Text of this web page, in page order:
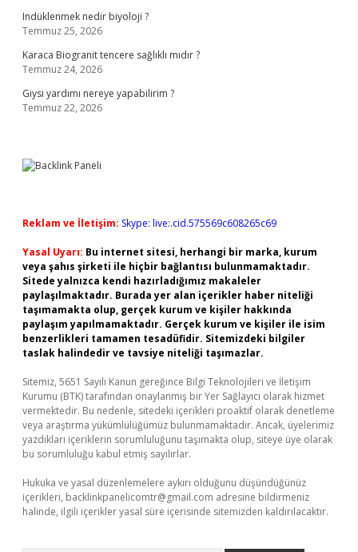
Indüklenmek nedir biyoloji ?
Temmuz 25, 2026
Karaca Biogranit tencere sağlıklı mıdır ?
Temmuz 24, 2026
Giysi yardımı nereye yapabilirim ?
Temmuz 22, 2026
Reklam ve İletişim: Skype: live:.cid.575569c608265c69
Yasal Uyarı: Bu internet sitesi, herhangi bir marka, kurum
veya şahıs şirketi ile hiçbir bağlantısı bulunmamaktadır.
Sitede yalnızca kendi hazırladığımız makaleler
paylaşılmaktadır. Burada yer alan içerikler haber niteliği
taşımamakta olup, gerçek kurum ve kişiler hakkında
paylaşım yapılmamaktadır. Gerçek kurum ve kişiler ile isim
benzerlikleri tamamen tesadüfidir. Sitemizdeki bilgiler
taslak halindedir ve tavsiye niteliği taşımazlar.
Sitemiz, 5651 Sayılı Kanun gereğince Bilgi Teknolojileri ve İletişim
Kurumu (BTK) tarafından onaylanmış bir Yer Sağlayıcı olarak hizmet
vermektedir. Bu nedenle, sitedeki içerikleri proaktif olarak denetleme
veya araştırma yükümlülüğümüz bulunmamaktadır. Ancak, üyelerimiz
yazdıkları içeriklerin sorumluluğunu taşımakta olup, siteye üye olarak
bu sorumluluğu kabul etmiş sayılırlar.
Hukuka ve yasal düzenlemelere aykırı olduğunu düşündüğünüz
içerikleri, backlinkpanelicomtr@gmail.com adresine bildirmeniz
halinde, ilgili içerikler yasal süre içerisinde sitemizden kaldırılacaktır.